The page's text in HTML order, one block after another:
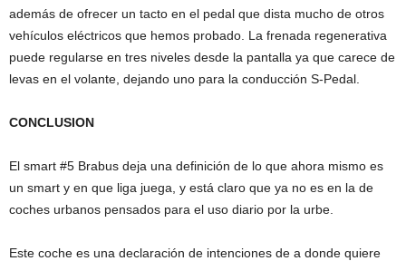
además de ofrecer un tacto en el pedal que dista mucho de otros
vehículos eléctricos que hemos probado. La frenada regenerativa
puede regularse en tres niveles desde la pantalla ya que carece de
levas en el volante, dejando uno para la conducción S-Pedal.
CONCLUSION
El smart #5 Brabus deja una definición de lo que ahora mismo es
un smart y en que liga juega, y está claro que ya no es en la de
coches urbanos pensados para el uso diario por la urbe.
Este coche es una declaración de intenciones de a donde quiere